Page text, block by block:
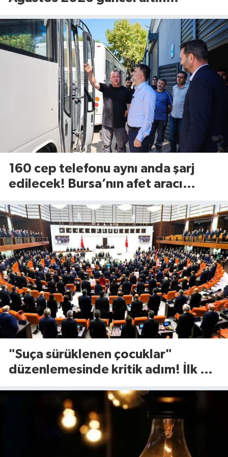
160 cep telefonu aynı anda şarj
edilecek! Bursa’nın afet aracı
"Suça sürüklenen çocuklar"
düzenlemesinde kritik adım! İlk 2